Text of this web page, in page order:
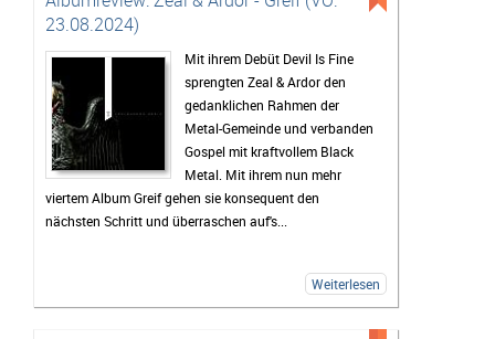
23.08.2024)
Mit ihrem Debüt Devil Is Fine
sprengten Zeal & Ardor den
gedanklichen Rahmen der
Metal-Gemeinde und verbanden
Gospel mit kraftvollem Black
Metal. Mit ihrem nun mehr
viertem Album Greif gehen sie konsequent den
nächsten Schritt und überraschen auf's...
Weiterlesen